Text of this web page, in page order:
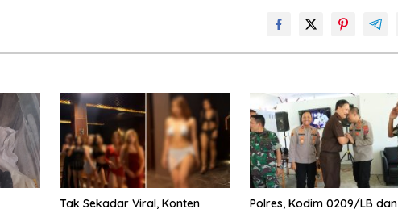
Tak Sekadar Viral, Konten
Polres, Kodim 0209/LB dan